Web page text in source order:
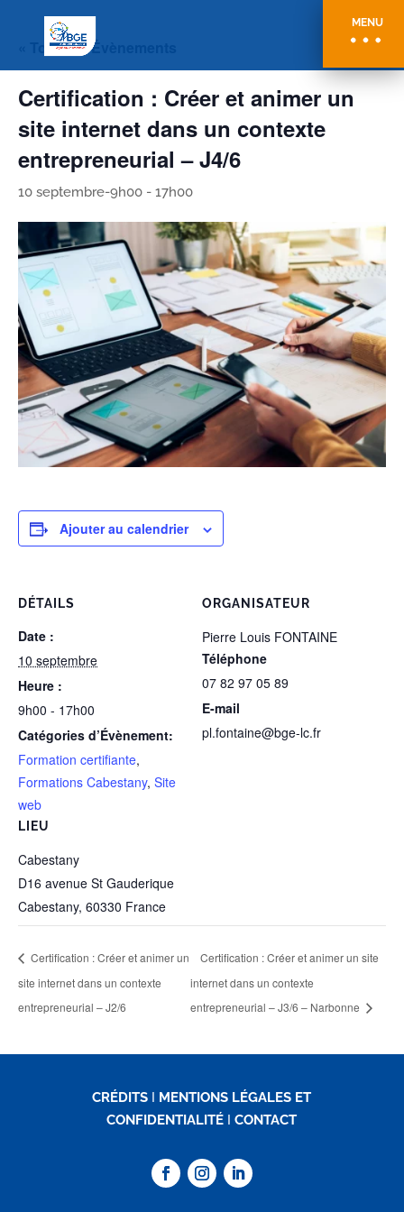
MENU
« Tous les Évènements
Certification : Créer et animer un
site internet dans un contexte
entrepreneurial – J4/6
10 septembre-9h00 - 17h00
Ajouter au calendrier
DÉTAILS
Date :
10 septembre
Heure :
9h00 - 17h00
Catégories d’Évènement:
Formation certifiante,
Formations Cabestany, Site
web
LIEU
Cabestany
D16 avenue St Gauderique
Cabestany, 60330 France
ORGANISATEUR
Pierre Louis FONTAINE
Téléphone
07 82 97 05 89
E-mail
pl.fontaine@bge-lc.fr
Certification : Créer et animer un
site internet dans un contexte
entrepreneurial – J2/6
Certification : Créer et animer un site
internet dans un contexte
entrepreneurial – J3/6 – Narbonne
CRÉDITS I MENTIONS LÉGALES ET
CONFIDENTIALITÉ ICONTACT